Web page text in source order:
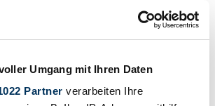
Umgang mit Ihren Daten
Partner verarbeiten Ihre